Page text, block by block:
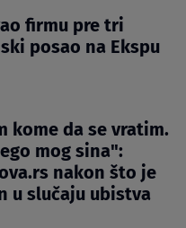
firmu pre tri
posao na Ekspu
kome da se vratim.
mog sina":
nakon što je
u slučaju ubistva